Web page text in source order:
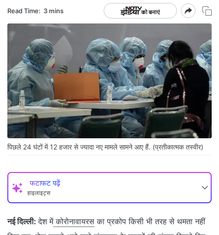
Read Time: 3 mins
पिछले 24 घंटों में 12 हजार से ज्यादा नए मामले सामने आए हैं. (प्रतीकात्मक तस्वीर)
फटाफट पढ़ें
हाइलाइट्स
नई दिल्ली: देश मेंकोरोनावायरस का प्रकोप किसी भी तरह से थमता नहीं